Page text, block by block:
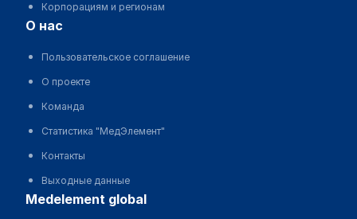
Корпорациям и регионам
о нас
Пользовательское соглашение
О проекте
Команда
Статистика "МедЭлемент"
Контакты
Выходные данные
medelement global